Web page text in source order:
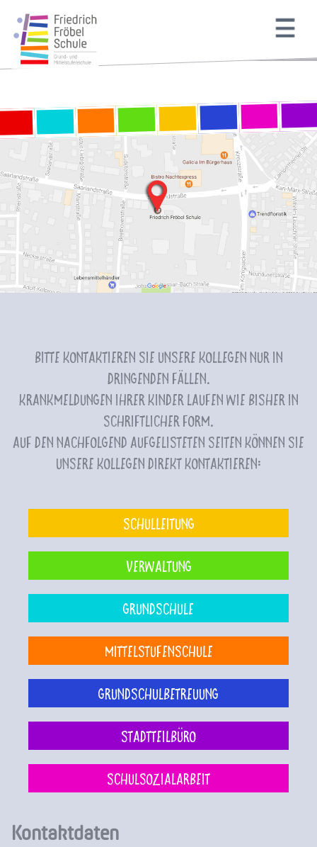
Bitte kontaktieren Sie unsere Kollegen nur in
dringenden Fällen.
Krankmeldungen Ihrer Kinder laufen wie bisher in
schriftlicher Form.
Auf den nachfolgend aufgelisteten Seiten können Sie
unsere Kollegen direkt kontaktieren:
Schulleitung
Verwaltung
Grundschule
Mittelstufenschule
Grundschulbetreuung
Stadtteilbüro
Schulsozialarbeit
Kontaktdaten